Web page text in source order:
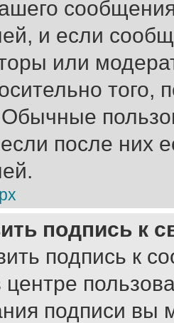
и если
или
после них
подпись к
подпись к
центре
подписи вы